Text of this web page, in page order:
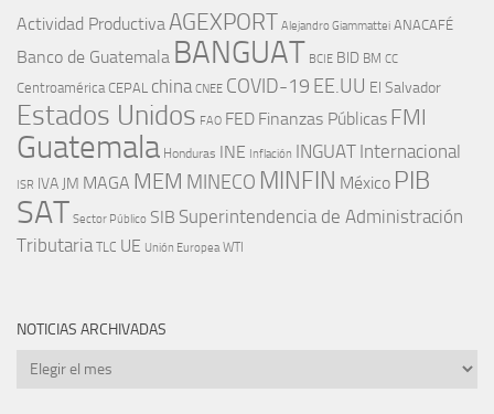
Actividad ProductivaAGEXPORT Alejandro Giammattei ANACAFÉ
Banco de Guatemala BANGUAT BCIE BID BM CC
Centroamérica CEPAL china CNEE COVID-19 EE.UU El Salvador
Estados Unidos FAO FED Finanzas Públicas FMI
Guatemala Honduras INE Inflación INGUAT Internacional
ISR IVA JM MAGA MEM MINECO MINFIN México PIB
SAT Sector Público SIB Superintendencia de Administración
Tributaria TLC UE Unión Europea WTI
NOTICIAS ARCHIVADAS
Noticias